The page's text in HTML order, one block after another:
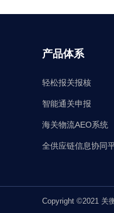
产品体系
轻松报关报核
智能通关申报
海关物流AEO系统
全供应链信息协同
Copyright ©2021 关